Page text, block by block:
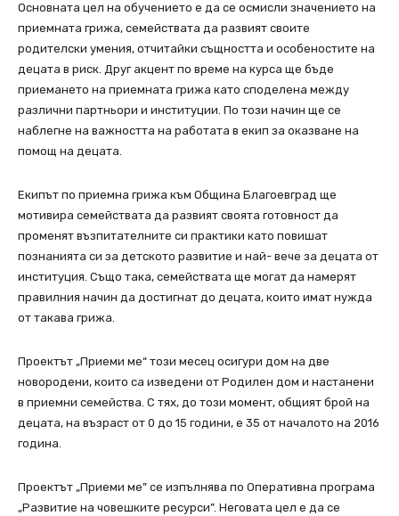
Основната цел на обучението е да се осмисли значението на
приемната грижа, семействата да развият своите
родителски умения, отчитайки същността и особеностите на
децата в риск. Друг акцент по време на курса ще бъде
приемането на приемната грижа като споделена между
различни партньори и институции. По този начин ще се
наблегне на важността на работата в екип за оказване на
помощ на децата.
Екипът по приемна грижа към Община Благоевград ще
мотивира семействата да развият своята готовност да
променят възпитателните си практики като повишат
познанията си за детското развитие и най- вече за децата от
институция. Също така, семействата ще могат да намерят
правилния начин да достигнат до децата, които имат нужда
от такава грижа.
Проектът „Приеми ме“ този месец осигури дом на две
новородени, които са изведени от Родилен дом и настанени
в приемни семейства. С тях, до този момент, общият брой на
децата, на възраст от 0 до 15 години, е 35 от началото на 2016
година.
Проектът „Приеми ме” се изпълнява по Оперативна програма
„Развитие на човешките ресурси”. Неговата цел е да се